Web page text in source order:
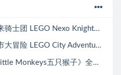
少儿英语启蒙动画 乐高未来骑士团 LEGO Nexo Knights (1-3季)
少儿英语启蒙动画 乐高城市大冒险 LEGO City Adventures (1-4季)
英语经典绘本阅读《Five Little Monkeys五只猴子》全10册PDF绘本+音频